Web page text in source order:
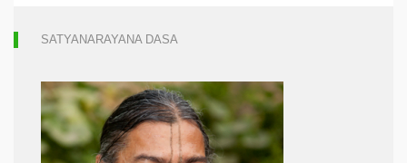
SATYANARAYANA DASA